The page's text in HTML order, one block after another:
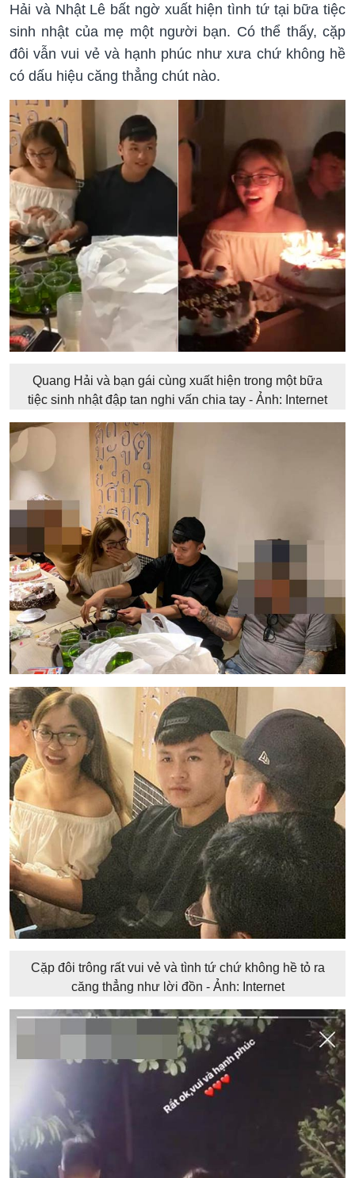
Hải và Nhật Lê bất ngờ xuất hiện tình tứ tại bữa tiệc
sinh nhật của mẹ một người bạn. Có thể thấy, cặp
đôi vẫn vui vẻ và hạnh phúc như xưa chứ không hề
có dấu hiệu căng thẳng chút nào.
Quang Hải và bạn gái cùng xuất hiện trong một bữa
tiệc sinh nhật đập tan nghi vấn chia tay - Ảnh: Internet
Cặp đôi trông rất vui vẻ và tình tứ chứ không hề tỏ ra
căng thẳng như lời đồn - Ảnh: Internet